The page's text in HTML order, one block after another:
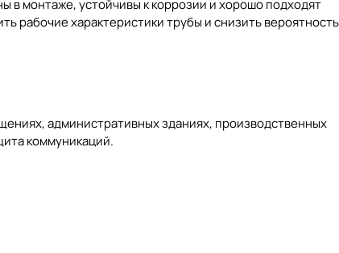
монтаже, устойчивы к коррозии и хорошо подходят
рабочие характеристики трубы и снизить вероятность
административных зданиях, производственных
коммуникаций.